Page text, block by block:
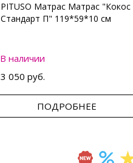
PITUSO Матрас Матрас "Кокос
Стандарт П" 119*59*10 см
В наличии
3 050 руб.
ПОДРОБНЕЕ